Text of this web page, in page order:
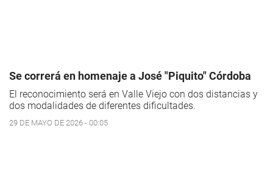
Se correrá en homenaje a José "Piquito" Córdoba
El reconocimiento será en Valle Viejo con dos distancias y
dos modalidades de diferentes dificultades.
29 DE MAYO DE 2026 - 00:05